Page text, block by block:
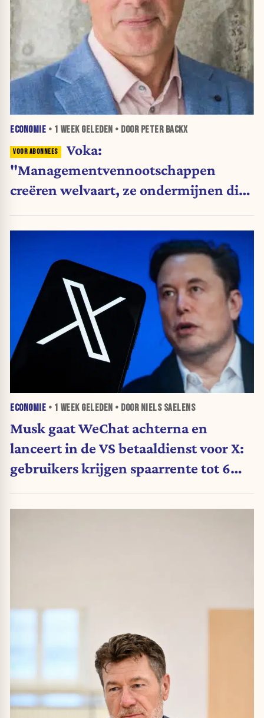
ECONOMIE • 1 WEEKGELEDEN • DOOR PETER BACKX
Voka:
"Managementvennootschappen
creëren welvaart, ze ondermijnen die
ECONOMIE • 1 WEEKGELEDEN • DOOR NIELS SAELENS
Musk gaat WeChat achterna en
lanceert in de VS betaaldienst voor X:
gebruikers krijgen spaarrente tot 6